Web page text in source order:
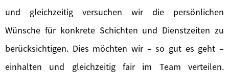
und gleichzeitig versuchen wir die persönlichen
Wünsche für konkrete Schichten und Dienstzeiten zu
berücksichtigen. Dies möchten wir – so gut es geht –
einhalten und gleichzeitig fair im Team verteilen.